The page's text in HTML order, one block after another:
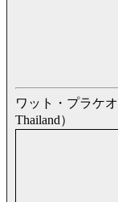
ワット・プラケオ
Thailand）